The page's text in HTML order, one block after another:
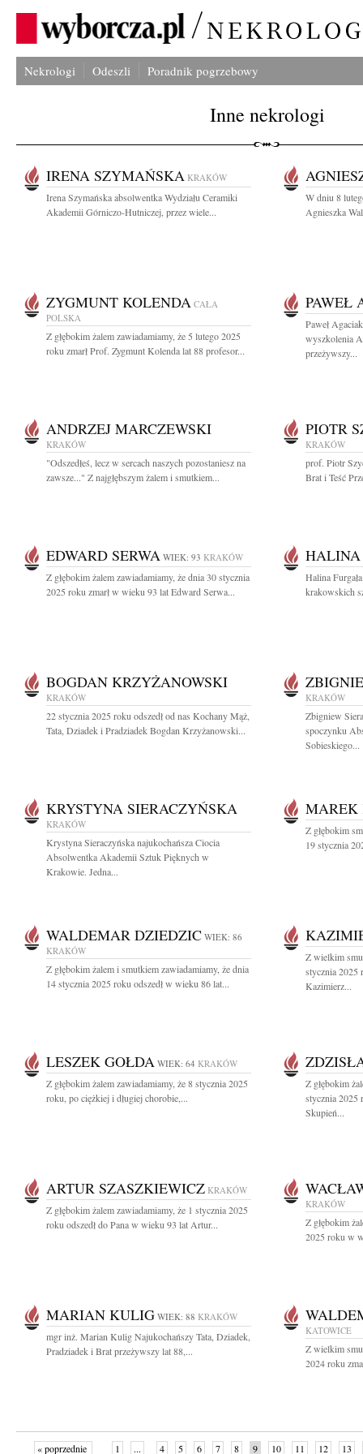
Nekrologi Odeszli Poradnik pogrzebowy
Inne nekrologi
IRENA SZYMAŃSKA KRAKÓW
Irena Szymańska absolwentka Wydziału Ceramiki
Akademii Górniczo-Hutniczej, przez wiele...
W dniu 8
Agnieszka
ZYGMUNT KOLENDA CAŁA
POLSKA
Z głębokim żalem zawiadamiamy, że 5 lutego 2025
roku zmarł Prof. Zygmunt Kolenda lat 88 profesor...
PAWEŁ
Paweł
wyszkolenia
przeżywszy...
ANDRZEJ MARCZEWSKI
KRAKÓW
"Odszedłeś, lecz w sercach naszych pozostaniesz na
zawsze..." Z najgłębszym żalem i smutkiem...
PIOTR
KRAKÓW
prof. Piotr
Brat i Teść
EDWARD SERWA WIEK: 93 KRAKÓW
Z głębokim żalem zawiadamiamy, że dnia 30 stycznia
2025 roku zmarł w wieku 93 lat Edward Serwa...
Halina
krakowskich
BOGDAN KRZYŻANOWSKI
KRAKÓW
22 stycznia 2025 roku odszedł od nas Kochany Mąż,
Tata, Dziadek i Pradziadek Bogdan Krzyżanowski...
KRAKÓW
Zbigniew
spoczynku
Sobieskiego...
KRYSTYNA SIERACZYŃSKA
KRAKÓW
Krystyna Sieraczyńska najukochańsza Ciocia
Absolwentka Akademii Sztuk Pięknych w
Krakowie. Jedna...
Z głębokim
19 stycznia
WALDEMAR DZIEDZIC WIEK: 86
KRAKÓW
Z głębokim żalem i smutkiem zawiadamiamy, że dnia
14 stycznia 2025 roku odszedł w wieku 86 lat...
Z wielkim
stycznia 2025
Kazimierz...
LESZEK GOŁDA WIEK: 64 KRAKÓW
Z głębokim żalem zawiadamiamy, że 8 stycznia 2025
roku, po ciężkiej i długiej chorobie,...
Z głębokim
stycznia 2025
Skupień...
ARTUR SZASZKIEWICZ KRAKÓW
Z głębokim żalem zawiadamiamy, że 1 stycznia 2025
roku odszedł do Pana w wieku 93 lat Artur...
KRAKÓW
Z głębokim
2025 roku w
MARIAN KULIG WIEK: 88 KRAKÓW
mgr inż. Marian Kulig Najukochańszy Tata, Dziadek,
Pradziadek i Brat przeżywszy lat 88,...
KATOWICE
Z wielkim
2024 roku
« poprzednie 1 ... 4 5 6 7 8 9 10 11 12 13